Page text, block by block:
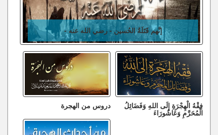
إنَّهم قَتَلَةُ الحُسين - رضي الله عنه -
فِقْهُ الْهِجْرَةِ إِلَى اللهِ وَفَضَائِلُ
الْمُحَرَّمِ وَعَاشُورَاءَ
دروس من الهجرة